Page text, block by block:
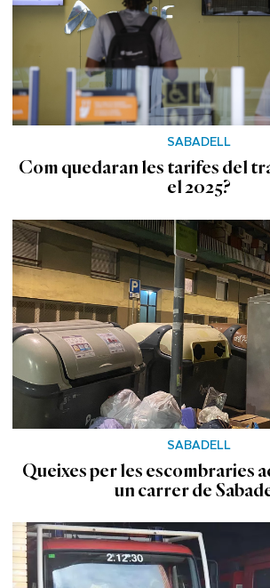
SABADELL
Com quedaran les tarifes del
el 2025?
SABADELL
Queixes per les escombraries
un carrer de